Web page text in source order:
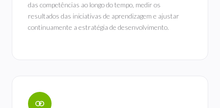
das competências ao longo do tempo, medir os
resultados das iniciativas de aprendizagem e ajustar
continuamente a estratégia de desenvolvimento.